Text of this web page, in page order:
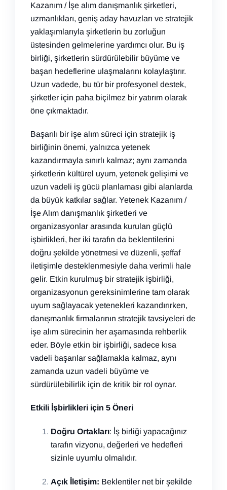
Kazanım / İşe alım danışmanlık şirketleri,
uzmanlıkları, geniş aday havuzları ve stratejik
yaklaşımlarıyla şirketlerin bu zorluğun
üstesinden gelmelerine yardımcı olur. Bu iş
birliği, şirketlerin sürdürülebilir büyüme ve
başarı hedeflerine ulaşmalarını kolaylaştırır.
Uzun vadede, bu tür bir profesyonel destek,
şirketler için paha biçilmez bir yatırım olarak
öne çıkmaktadır.
Başarılı bir işe alım süreci için stratejik iş
birliğinin önemi, yalnızca yetenek
kazandırmayla sınırlı kalmaz; aynı zamanda
şirketlerin kültürel uyum, yetenek gelişimi ve
uzun vadeli iş gücü planlaması gibi alanlarda
da büyük katkılar sağlar. Yetenek Kazanım /
İşe Alım danışmanlık şirketleri ve
organizasyonlar arasında kurulan güçlü
işbirlikleri, her iki tarafın da beklentilerini
doğru şekilde yönetmesi ve düzenli, şeffaf
iletişimle desteklenmesiyle daha verimli hale
gelir. Etkin kurulmuş bir stratejik işbirliği,
organizasyonun gereksinimlerine tam olarak
uyum sağlayacak yetenekleri kazandırırken,
danışmanlık firmalarının stratejik tavsiyeleri de
işe alım sürecinin her aşamasında rehberlik
eder. Böyle etkin bir işbirliği, sadece kısa
vadeli başarılar sağlamakla kalmaz, aynı
zamanda uzun vadeli büyüme ve
sürdürülebilirlik için de kritik bir rol oynar.
Etkili İşbirlikleri için 5 Öneri
Doğru Ortakları: İş birliği yapacağınız
tarafın vizyonu, değerleri ve hedefleri
sizinle uyumlu olmalıdır.
Açık İletişim: Beklentiler net bir şekilde